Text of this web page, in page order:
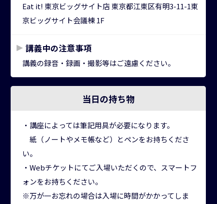
Eat it! 東京ビッグサイト店 東京都江東区有明3-11-1東
京ビッグサイト会議棟 1F
講義中の注意事項
講義の録音・録画・撮影等はご遠慮ください。
当日の持ち物
・講座によっては筆記用具が必要になります。
紙（ノートやメモ帳など）とペンをお持ちくださ
い。
・Webチケットにてご入場いただくので、スマートフ
ォンをお持ちください。
※万が一お忘れの場合は入場に時間がかかってしま